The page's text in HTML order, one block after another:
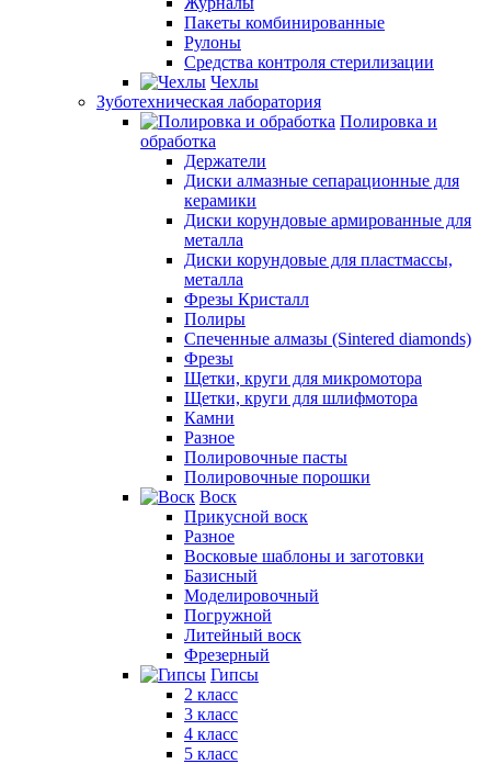
Пакеты комбинированные
Рулоны
Средства контроля стерилизации
Чехлы
Зуботехническая лаборатория
Полировка и
обработка
Держатели
Диски алмазные сепарационные для
керамики
Диски корундовые армированные для
металла
Диски корундовые для пластмассы,
металла
Фрезы Кристалл
Полиры
Спеченные алмазы (Sintered diamonds)
Фрезы
Щетки, круги для микромотора
Щетки, круги для шлифмотора
Камни
Разное
Полировочные пасты
Полировочные порошки
Воск
Прикусной воск
Разное
Восковые шаблоны и заготовки
Базисный
Моделировочный
Погружной
Литейный воск
Фрезерный
Гипсы
2 класс
3 класс
4 класс
5 класс